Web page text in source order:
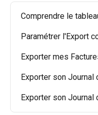
Comprendre le
Paramétrer l'Export
Exporter mes
Exporter son Journal
Exporter son Journal